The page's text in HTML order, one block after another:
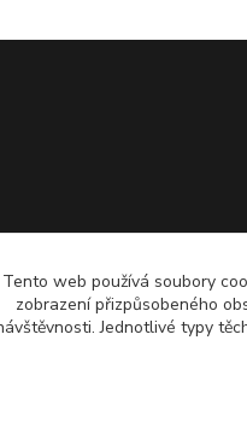
Tento web používá soubory
zobrazení přizpůsobeného
Jednotlivé typy